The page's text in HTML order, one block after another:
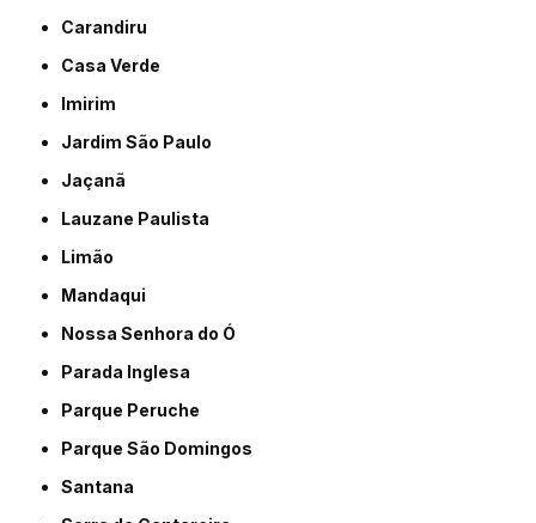
Carandiru
Casa Verde
Imirim
Jardim São Paulo
Jaçanã
Lauzane Paulista
Limão
Mandaqui
Nossa Senhora do Ó
Parada Inglesa
Parque Peruche
Parque São Domingos
Santana